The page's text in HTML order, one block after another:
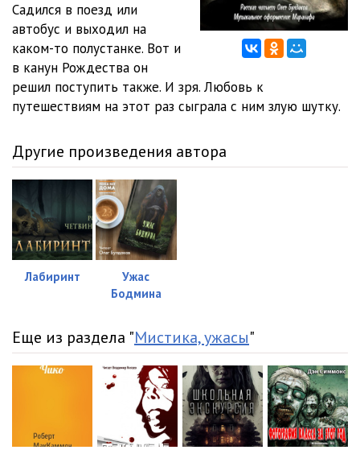
Садился в поезд или
автобус и выходил на
каком-то полустанке. Вот и
в канун Рождества он
решил поступить также. И зря. Любовь к
путешествиям на этот раз сыграла с ним злую шутку.
Другие произведения автора
Лабиринт
Ужас
Бодмина
Еще из раздела "Мистика, ужасы"